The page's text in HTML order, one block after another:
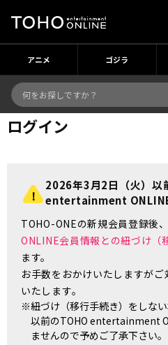
アニメ ゴジラ
ログイン
2026年3月2日（火）以
entertainment
TOHO-ONEの新規会員登録後、
ONLINE会員情報との紐づけ（
ます。
お手数をおかけいたしますが
いたします。
※紐づけ（移行手続き）をしない
以前のTOHO entertainment
ませんので予めご了承下さい。